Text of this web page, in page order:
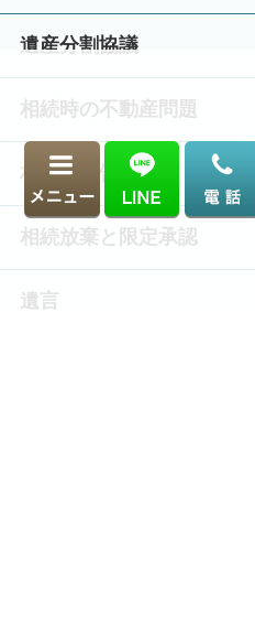
遺産分割協議
相続時の不動産問題
相続税申告・納税
相続放棄と限定承認
遺言